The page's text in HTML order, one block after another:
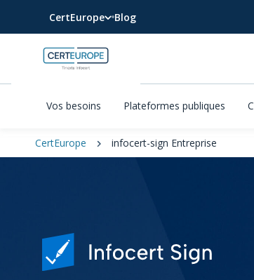
CertEurope Blog
Vos besoins Plateformes publiques
CertEurope infocert-sign Entreprise